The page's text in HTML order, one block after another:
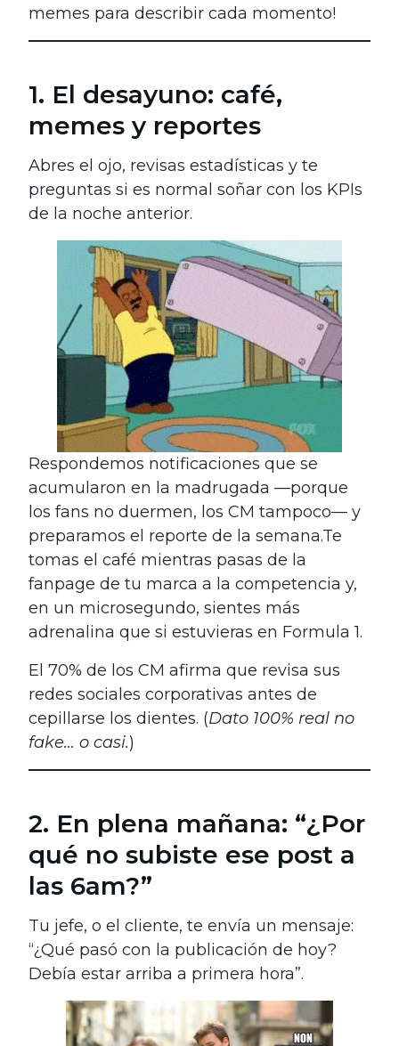
memes para describir cada momento!
1. El desayuno: café,
memes y reportes
Abres el ojo, revisas estadísticas y te
preguntas si es normal soñar con los KPIs
de la noche anterior.
Respondemos notificaciones que se
acumularon en la madrugada —porque
los fans no duermen, los CM tampoco— y
preparamos el reporte de la semana.Te
tomas el café mientras pasas de la
fanpage de tu marca a la competencia y,
en un microsegundo, sientes más
adrenalina que si estuvieras en Formula 1.
El 70% de los CM afirma que revisa sus
redes sociales corporativas antes de
cepillarse los dientes. (Dato 100% real no
fake… o casi.)
2. En plena mañana: “¿Por
qué no subiste ese post a
las 6am?”
Tu jefe, o el cliente, te envía un mensaje:
“¿Qué pasó con la publicación de hoy?
Debía estar arriba a primera hora”.